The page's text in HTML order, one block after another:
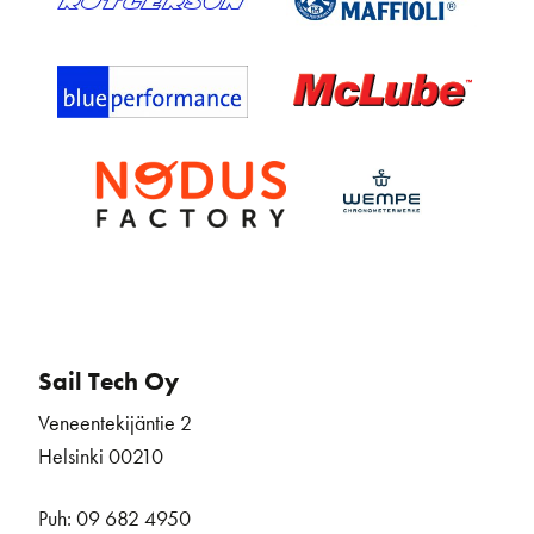
Sail Tech Oy
Veneentekijäntie 2
Helsinki 00210
Puh: 09 682 4950